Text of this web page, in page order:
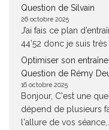
Question de Silvain
26 octobre 2025
J’ai fais ce plan
44’52 donc je suis très
Optimiser son
Question de Rémy
16 octobre 2025
Bonjour, C'est une
dépend de plusieurs
l'allure de vos séance,...